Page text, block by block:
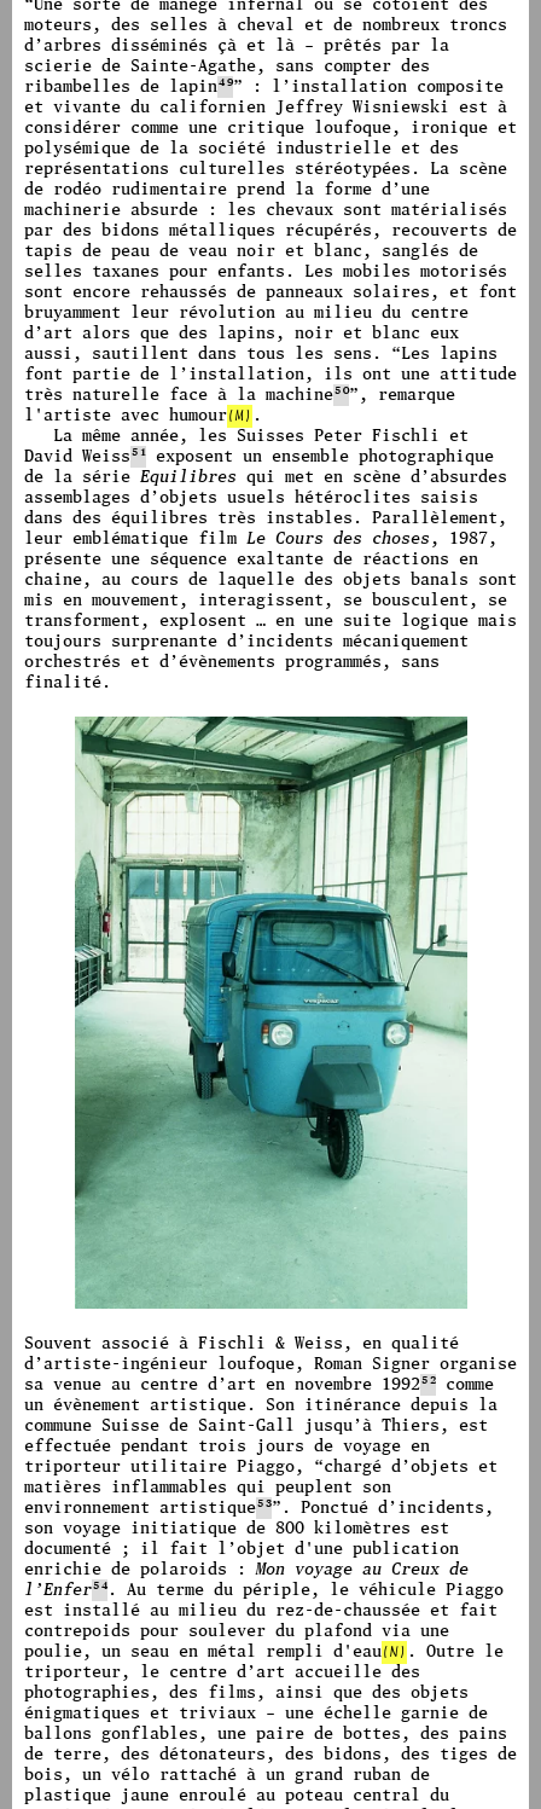
“Une sorte de manège infernal où se côtoient des
moteurs, des selles à cheval et de nombreux troncs
d’arbres disséminés çà et là – prêtés par la
scierie de Sainte-Agathe, sans compter des
ribambelles de lapin49” : l’installation composite
et vivante du californien Jeffrey Wisniewski est à
considérer comme une critique loufoque, ironique et
polysémique de la société industrielle et des
représentations culturelles stéréotypées. La scène
de rodéo rudimentaire prend la forme d’une
machinerie absurde : les chevaux sont matérialisés
par des bidons métalliques récupérés, recouverts de
tapis de peau de veau noir et blanc, sanglés de
selles taxanes pour enfants. Les mobiles motorisés
sont encore rehaussés de panneaux solaires, et font
bruyamment leur révolution au milieu du centre
d’art alors que des lapins, noir et blanc eux
aussi, sautillent dans tous les sens. “Les lapins
font partie de l’installation, ils ont une attitude
très naturelle face à la machine50”, remarque
l'artiste avec humour(M) .
La même année, les Suisses Peter Fischli et
David Weiss51 exposent un ensemble photographique
de la série Equilibres qui met en scène d’absurdes
assemblages d’objets usuels hétéroclites saisis
dans des équilibres très instables. Parallèlement,
leur emblématique film Le Cours des choses , 1987,
présente une séquence exaltante de réactions en
chaine, au cours de laquelle des objets banals sont
mis en mouvement, interagissent, se bousculent, se
transforment, explosent … en une suite logique mais
toujours surprenante d’incidents mécaniquement
orchestrés et d’évènements programmés, sans
finalité.
Souvent associé à Fischli & Weiss, en qualité
d’artiste-ingénieur loufoque, Roman Signer organise
sa venue au centre d’art en novembre 199252 comme
un évènement artistique. Son itinérance depuis la
commune Suisse de Saint-Gall jusqu’à Thiers, est
effectuée pendant trois jours de voyage en
triporteur utilitaire Piaggo, “chargé d’objets et
matières inflammables qui peuplent son
environnement artistique53”.Ponctué d’incidents,
son voyage initiatique de 800 kilomètres est
documenté ; il fait l’objet d'une publication
enrichie de polaroids :Mon voyage au Creux de
l’Enfer54.Au terme du périple, le véhicule Piaggo
est installé au milieu du rez-de-chaussée et fait
contrepoids pour soulever du plafond via une
poulie, un seau en métal rempli d'eau(N) . Outre le
triporteur, le centre d’art accueille des
photographies, des films, ainsi que des objets
énigmatiques et triviaux – une échelle garnie de
ballons gonflables, une paire de bottes, des pains
de terre, des détonateurs, des bidons, des tiges de
bois, un vélo rattaché à un grand ruban de
plastique jaune enroulé au poteau central du